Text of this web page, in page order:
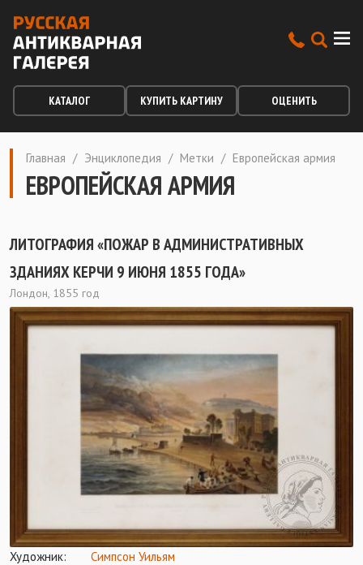
КАТАЛОГ КУПИТЬ КАРТИНУ ОЦЕНИТЬ
Главная / Энциклопедия / Метки / Европейская армия
ЕВРОПЕЙСКАЯ АРМИЯ
ЛИТОГРАФИЯ «ПОЖАР В АДМИНИСТРАТИВНЫХ
ЗДАНИЯХ КЕРЧИ 9 ИЮНЯ 1855 ГОДА»
Лондон, 1855 год
Художник:
Симпсон Уильям